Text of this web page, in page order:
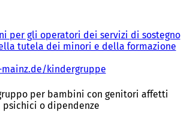
per gli operatori dei servizi di sostegno
tutela dei minori e della formazione
mainz.de/kindergruppe
i
a
per bambini con genitori affetti
o dipendenze